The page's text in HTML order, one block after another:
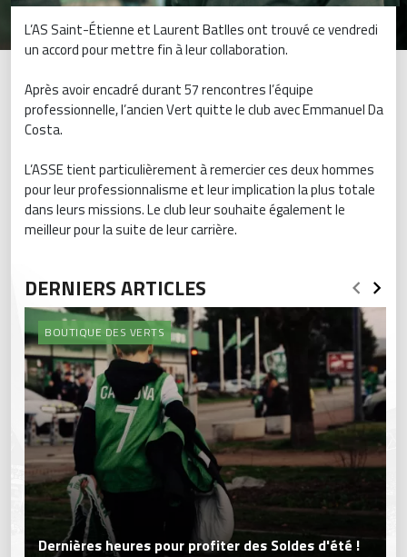
L’AS Saint-Étienne et Laurent Batlles ont trouvé ce vendredi
un accord pour mettre fin à leur collaboration.
Après avoir encadré durant 57 rencontres l’équipe
professionnelle, l’ancien Vert quitte le club avec Emmanuel Da
Costa.
L’ASSE tient particulièrement à remercier ces deux hommes
pour leur professionnalisme et leur implication la plus totale
dans leurs missions. Le club leur souhaite également le
meilleur pour la suite de leur carrière.
DERNIERS ARTICLES
BOUTIQUE DES VERTS
Dernières heures pour profiter des Soldes d'été !